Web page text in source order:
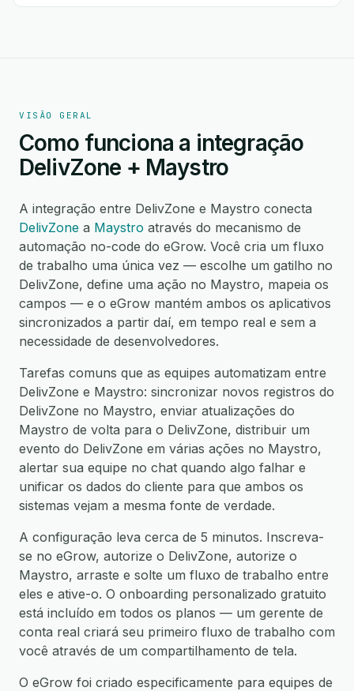
VISÃO GERAL
Como funciona a integração
DelivZone + Maystro
A integração entre DelivZone e Maystro conecta
DelivZone a Maystro através do mecanismo de
automação no-code do eGrow. Você cria um fluxo
de trabalho uma única vez — escolhe um gatilho no
DelivZone, define uma ação no Maystro, mapeia os
campos — e o eGrow mantém ambos os aplicativos
sincronizados a partir daí, em tempo real e sem a
necessidade de desenvolvedores.
Tarefas comuns que as equipes automatizam entre
DelivZone e Maystro: sincronizar novos registros do
DelivZone no Maystro, enviar atualizações do
Maystro de volta para o DelivZone, distribuir um
evento do DelivZone em várias ações no Maystro,
alertar sua equipe no chat quando algo falhar e
unificar os dados do cliente para que ambos os
sistemas vejam a mesma fonte de verdade.
A configuração leva cerca de 5 minutos. Inscreva-
se no eGrow, autorize o DelivZone, autorize o
Maystro, arraste e solte um fluxo de trabalho entre
eles e ative-o. O onboarding personalizado gratuito
está incluído em todos os planos — um gerente de
conta real criará seu primeiro fluxo de trabalho com
você através de um compartilhamento de tela.
O eGrow foi criado especificamente para equipes de